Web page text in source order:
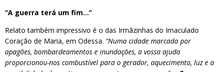
“A guerra terá um fim…”
Relato também impressivo é o das Irmãzinhas do Imaculado
Coração de Maria, em Odessa. “Numa cidade marcada por
apagões, bombardeamentos e inundações, a vossa ajuda
proporcionou-nos combustível para o gerador, aquecimento, luz e a